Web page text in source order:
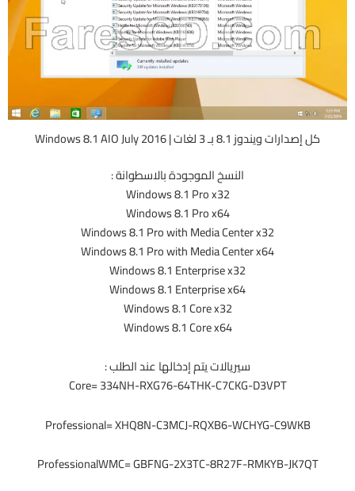
كل إصدارات ويندوز 8.1 بـ 3 لغات | Windows 8.1 AIO July 2016
النسخ الموجودة بالاسطوانة :
Windows 8.1 Pro x32
Windows 8.1 Pro x64
Windows 8.1 Pro with Media Center x32
Windows 8.1 Pro with Media Center x64
Windows 8.1 Enterprise x32
Windows 8.1 Enterprise x64
Windows 8.1 Core x32
Windows 8.1 Core x64
سيريالات يتم إدخالها عند الطلب :
Core= 334NH-RXG76-64THK-C7CKG-D3VPT
Professional= XHQ8N-C3MCJ-RQXB6-WCHYG-C9WKB
ProfessionalWMC= GBFNG-2X3TC-8R27F-RMKYB-JK7QT